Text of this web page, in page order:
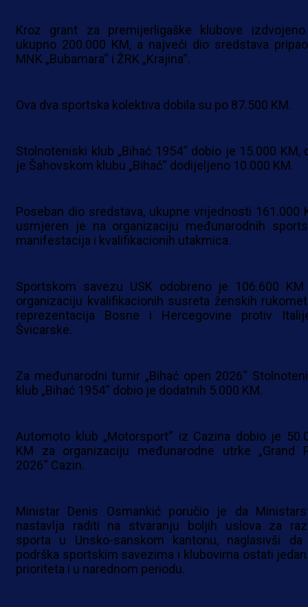
Kroz grant za premijerligaške klubove
ukupno 200.000 KM, a najveći dio sredstava
MNK „Bubamara“ i ŽRK „Krajina“.
Ova dva sportska kolektiva dobila su po 87.500 KM.
Stolnoteniski klub „Bihać 1954“ dobio je 15.000 KM,
je Šahovskom klubu „Bihać“ dodijeljeno 10.000 KM.
Poseban dio sredstava, ukupne vrijednosti 161.000
usmjeren je na organizaciju međunarodnih
manifestacija i kvalifikacionih utakmica.
Sportskom savezu USK odobreno je 106.600
organizaciju kvalifikacionih susreta ženskih
reprezentacija Bosne i Hercegovine protiv
Švicarske.
Za međunarodni turnir „Bihać open 2026“
klub „Bihać 1954“ dobio je dodatnih 5.000 KM.
Automoto klub „Motorsport“ iz Cazina dobio je
KM za organizaciju međunarodne utrke „Grand
2026“ Cazin.
Ministar Denis Osmankić poručio je da
nastavlja raditi na stvaranju boljih uslova za
sporta u Unsko-sanskom kantonu, naglasivši
podrška sportskim savezima i klubovima ostati
prioriteta i u narednom periodu.